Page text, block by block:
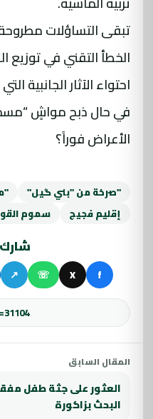
تبقى التساؤلات
الخطأ التقني في
احتواء الآثار الجانبية
في حال ذبح مواشٍ
الأعراض فوراً؟
"صرخة من "بني گيل"
إقليم فجيج
سموم
f
X
☏
↗
المقال السابق
العثور على جثة طفل
البحث بزاكورة